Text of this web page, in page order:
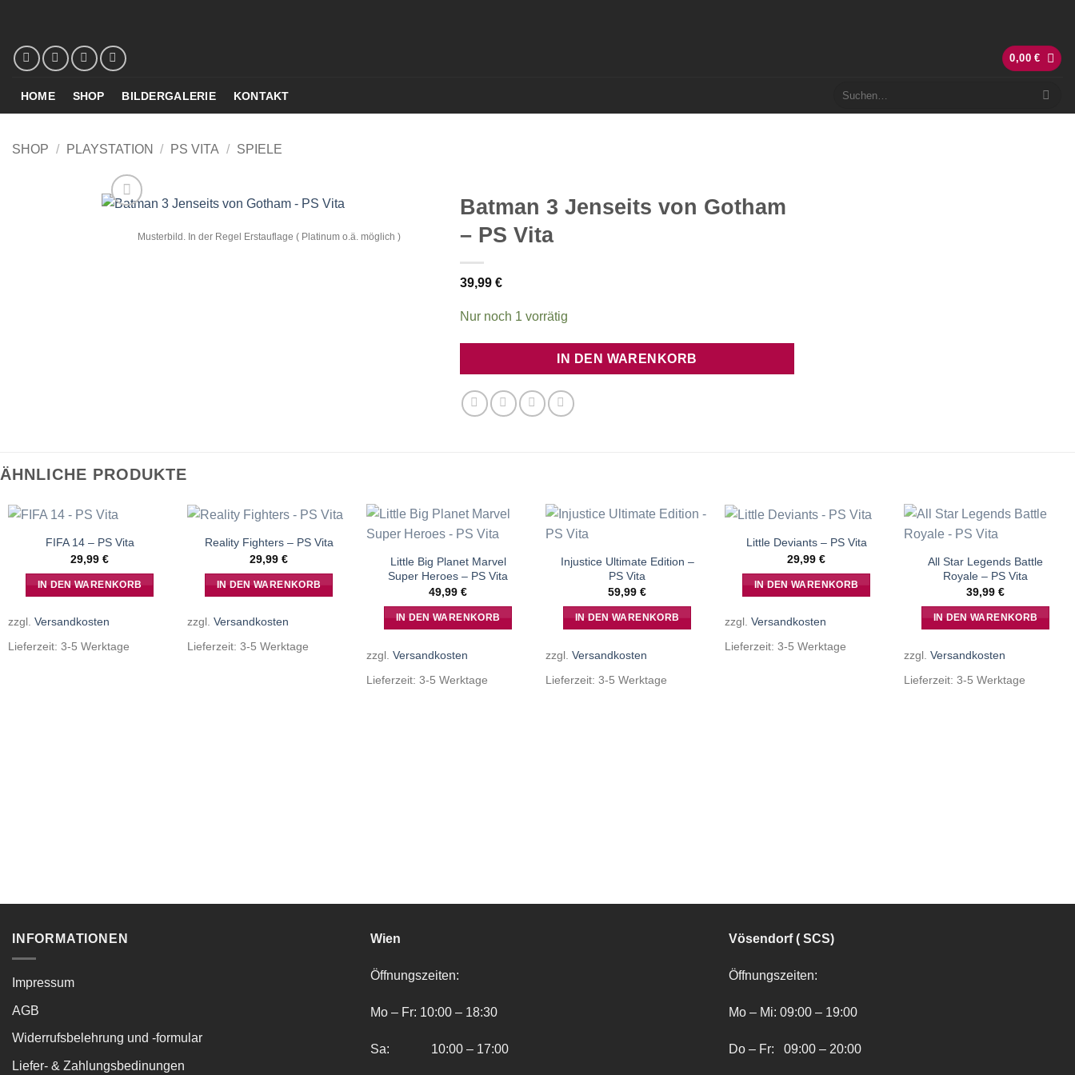
springen
0,00€
HOME SHOP BILDERGALERIE KONTAKT
SHOP / PLAYSTATION / PS VITA / SPIELE
Musterbild. In der Regel Erstauflage ( Platinum o.ä. möglich )
Batman 3 Jenseits von Gotham
– PS Vita
39,99 €
Nur noch 1 vorrätig
IN DEN WARENKORB
ÄHNLICHE PRODUKTE
FIFA 14 – PS Vita
29,99 €
IN DEN WARENKORB
zzgl. Versandkosten
Lieferzeit: 3-5 Werktage
Reality Fighters – PS Vita
29,99 €
IN DEN WARENKORB
zzgl. Versandkosten
Lieferzeit: 3-5 Werktage
Little Big Planet Marvel
Super Heroes – PS Vita
49,99 €
IN DEN WARENKORB
zzgl. Versandkosten
Lieferzeit: 3-5 Werktage
Injustice Ultimate Edition –
PS Vita
59,99 €
IN DEN WARENKORB
zzgl. Versandkosten
Lieferzeit: 3-5 Werktage
Little Deviants – PS Vita
29,99 €
IN DEN WARENKORB
zzgl. Versandkosten
Lieferzeit: 3-5 Werktage
All Star Legends Battle
Royale – PS Vita
39,99 €
IN DEN WARENKORB
zzgl. Versandkosten
Lieferzeit: 3-5 Werktage
INFORMATIONEN
Impressum
AGB
Widerrufsbelehrung und -formular
Liefer- & Zahlungsbedinungen
Wien
Öffnungszeiten:
Mo – Fr: 10:00 – 18:30
Sa: 10:00 – 17:00
Vösendorf ( SCS)
Öffnungszeiten:
Mo – Mi: 09:00 – 19:00
Do – Fr: 09:00 – 20:00